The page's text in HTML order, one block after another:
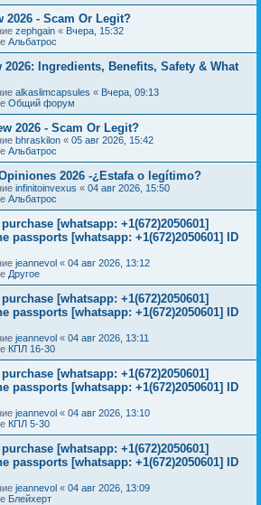
2026 - Scam Or Legit?
zephgain « Вчера, 15:32
Альбатрос
Ingredients, Benefits, Safety & What
alkaslimcapsules « Вчера, 09:13
Общий форум
2026 - Scam Or Legit?
bhraskilon « 05 авг 2026, 15:42
Альбатрос
2026 -¿Estafa o legítimo?
infinitoinvexus « 04 авг 2026, 15:50
Альбатрос
[whatsapp: +1(672)2050601]
passports [whatsapp: +1(672)2050601] ID
jeannevol « 04 авг 2026, 13:12
Другое
[whatsapp: +1(672)2050601]
passports [whatsapp: +1(672)2050601] ID
jeannevol « 04 авг 2026, 13:11
КПЛ 16-30
[whatsapp: +1(672)2050601]
passports [whatsapp: +1(672)2050601] ID
jeannevol « 04 авг 2026, 13:10
КПЛ 5-30
[whatsapp: +1(672)2050601]
passports [whatsapp: +1(672)2050601] ID
jeannevol « 04 авг 2026, 13:09
Блейхерт